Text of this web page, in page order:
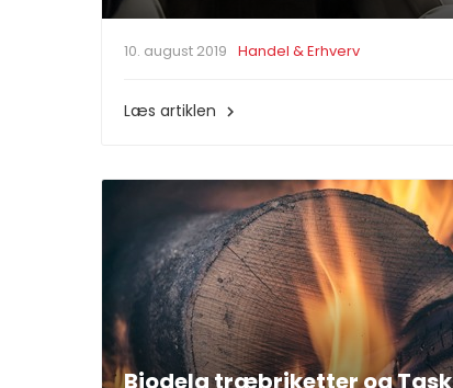
10. august 2019 Handel & Erhverv
Læs artiklen 
Biodela træbriketter og Task